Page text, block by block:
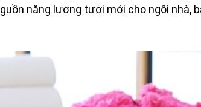
năng lượng tươi mới cho ngôi nhà,